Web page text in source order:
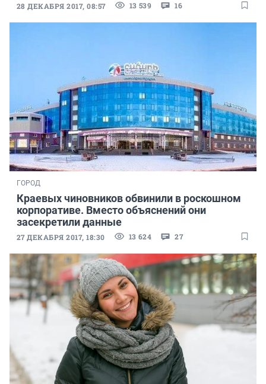
28 ДЕКАБРЯ 2017, 08:57 13 539 16
ГОРОД
Краевых чиновников обвинили в роскошном
корпоративе. Вместо объяснений они
засекретили данные
27 ДЕКАБРЯ 2017, 18:30 13 624 27